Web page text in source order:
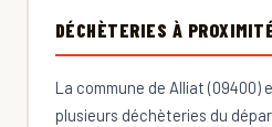
DÉCHÈTERIES À
La commune de Alliat (09400)
plusieurs déchèteries du